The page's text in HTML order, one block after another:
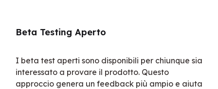
Beta Testing Aperto
I beta test aperti sono disponibili per chiunque sia
interessato a provare il prodotto. Questo
approccio genera un feedback più ampio e aiuta